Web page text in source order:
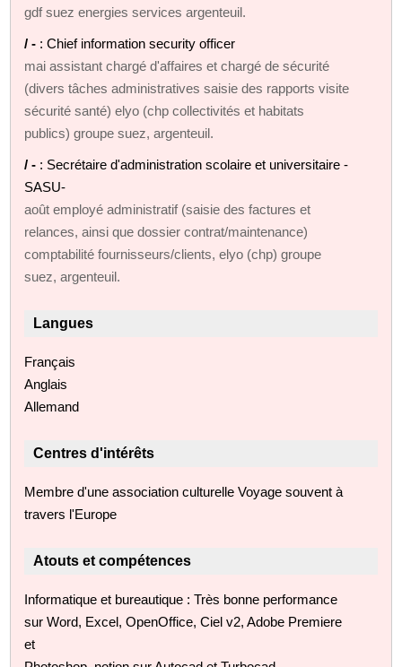
gdf suez energies services argenteuil.
/ - : Chief information security officer
mai assistant chargé d'affaires et chargé de sécurité
(divers tâches administratives saisie des rapports visite
sécurité santé) elyo (chp collectivités et habitats
publics) groupe suez, argenteuil.
/ - : Secrétaire d'administration scolaire et universitaire -
SASU-
août employé administratif (saisie des factures et
relances, ainsi que dossier contrat/maintenance)
comptabilité fournisseurs/clients, elyo (chp) groupe
suez, argenteuil.
Langues
Français
Anglais
Allemand
Centres d'intérêts
Membre d'une association culturelle Voyage souvent à
travers l'Europe
Atouts et compétences
Informatique et bureautique : Très bonne performance
sur Word, Excel, OpenOffice, Ciel v2, Adobe Premiere
et